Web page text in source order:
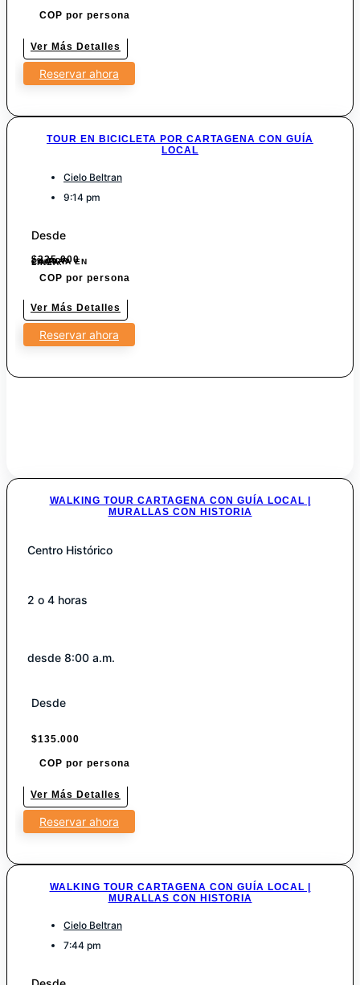
COP por persona
Ver Más Detalles
Reservar ahora
TOUR EN BICICLETA POR CARTAGENA CON GUÍA
LOCAL
Cielo Beltran
9:14 pm
Desde
$225.000
7% POR COMPRA EN LINEA.
COP por persona
Ver Más Detalles
Reservar ahora
WALKING TOUR CARTAGENA CON GUÍA LOCAL |
MURALLAS CON HISTORIA
Centro Histórico
2 o 4 horas
desde 8:00 a.m.
Desde
$135.000
COP por persona
Ver Más Detalles
Reservar ahora
WALKING TOUR CARTAGENA CON GUÍA LOCAL |
MURALLAS CON HISTORIA
Cielo Beltran
7:44 pm